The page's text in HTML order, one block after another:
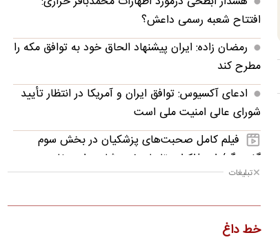
افتتاح شعبه رسمی داعش؟
رمضان زاده: ایران پیشنهاد الحاق خود به توافق مکه را
مطرح کند
ادعای آکسیوس: توافق ایران و آمریکا در انتظار تأیید
شورای عالی امنیت ملی است
فیلم کامل صحبت‌های پزشکیان در بخش سوم
گفت‌وگو/ از مذاکرات تا پاسخ به شایعه استعفا
بازداشت نمی‌شود؟
«ایرج» دوباره در بیمارستان بستری شد
تبلیغات
خط داغ